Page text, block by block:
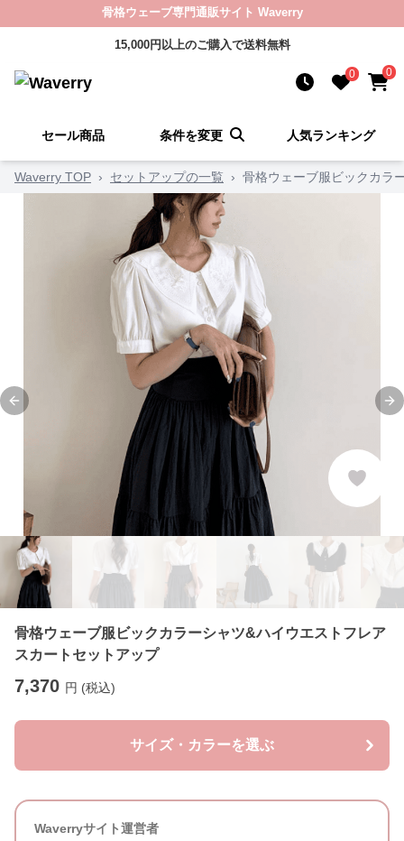
骨格ウェーブ専門通販サイト Waverry
15,000円以上のご購入で送料無料
0 0
セール商品 条件を変更 人気ランキング
Waverry TOP › セットアップの一覧 › 骨格ウェーブ服ビックカラ
Previous slide
骨格ウェーブ服ビックカラーシャツ&ハイウエストフレア
スカートセットアップ
7,370 円 (税込)
サイズ・カラーを選ぶ
Waverryサイト運営者